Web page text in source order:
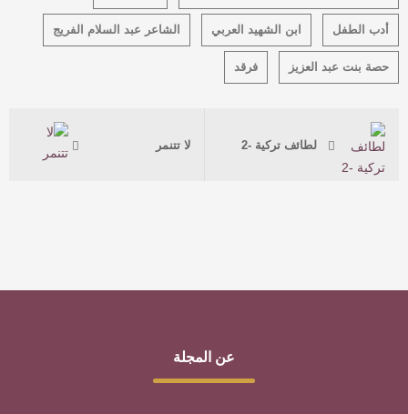
أدب الطفل ابن الشهيد العربي الشاعر عبد السلام الفريج
حصة بنت عبد العزيز فرقد
لطائف تركية -2 لا تتنمر
عن المجلة